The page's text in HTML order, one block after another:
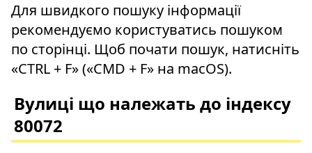
Для швидкого пошуку інформації
рекомендуємо користуватись пошуком
по сторінці. Щоб почати пошук, натисніть
«CTRL + F» («CMD + F» на macOS).
Вулиці що належать до індексу
80072